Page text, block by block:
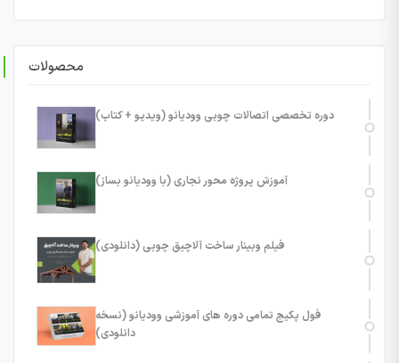
محصولات
دوره تخصصی اتصالات چوبی وودیانو (ویدیو + کتاب)
آموزش پروژه محور نجاری (با وودیانو بساز)
فیلم وبینار ساخت آلاچیق چوبی (دانلودی)
فول پکیج تمامی دوره های آموزشی وودیانو (نسخه
دانلودی)